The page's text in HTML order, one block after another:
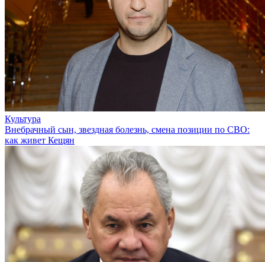
Культура
Внебрачный сын, звездная болезнь, смена позиции по СВО:
как живет Кещян